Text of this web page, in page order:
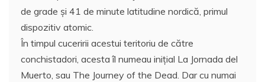
de grade şi 41 de minute latitudine nordică, primul
dispozitiv atomic.
În timpul cuceririi acestui teritoriu de către
conchistadori, acesta îl numeau iniţial La Jornada del
Muerto, sau The Journey of the Dead. Dar cu numai